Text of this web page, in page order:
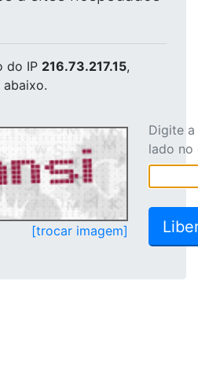
do IP 216.73.217.15,
[trocar imagem]
Digite
lado no